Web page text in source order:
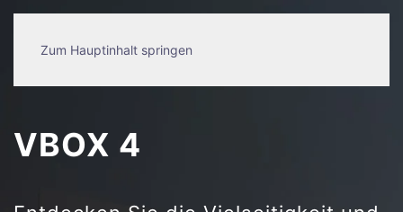
Zum Hauptinhalt springen
VBOX 4